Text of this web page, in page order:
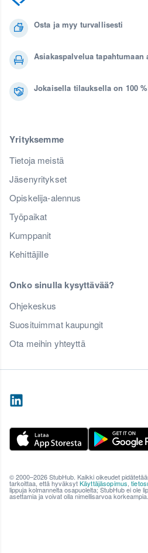
Osta ja myy turvallisesti
Asiakaspalvelua tapahtumaan
Jokaisella tilauksella on 100
Yrityksemme
Tietoja meistä
Jäsenyritykset
Opiskelija-alennus
Työpaikat
Kumppanit
Kehittäjille
Onko sinulla kysyttävää?
Ohjekeskus
Suosituimmat kaupungit
Ota meihin yhteyttä
© 2000–2026 StubHub. Kaikki oikeudet
tarkoittaa, että hyväksytKäyttäjäsopimus ,
lippuja kolmannelta osapuolelta; StubHub ei ole
asettamia ja voivat olla nimellisarvoa korkeampia.